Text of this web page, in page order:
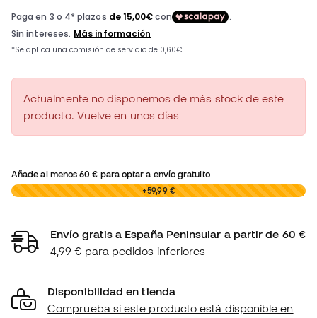
Actualmente no disponemos de más stock de este
producto. Vuelve en unos días
Añade al menos60 € para optar a envío gratuito
0,00 € +59,99 €
Envío gratis a España Peninsular a partir de 60 €
4,99 € para pedidos inferiores
Disponibilidad en tienda
Comprueba si este producto está disponible en